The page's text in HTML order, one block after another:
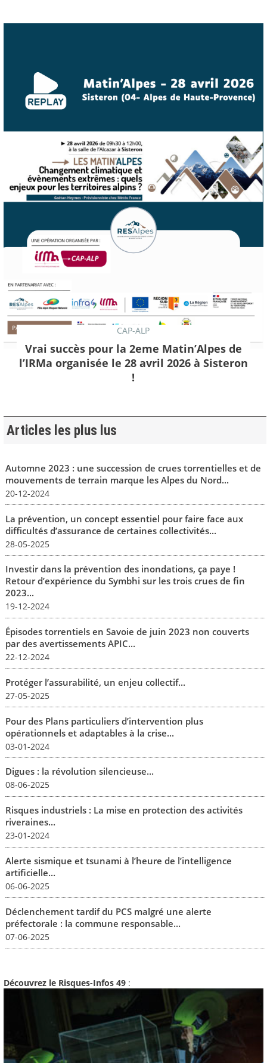
CAP-ALP
Vrai succès pour la 2eme Matin’Alpes de
l’IRMa organisée le 28 avril 2026 à Sisteron
!
Articles les plus lus
Automne 2023 : une succession de crues torrentielles et de
mouvements de terrain marque les Alpes du Nord...
20-12-2024
La prévention, un concept essentiel pour faire face aux
difficultés d’assurance de certaines collectivités...
28-05-2025
Investir dans la prévention des inondations, ça paye !
Retour d’expérience du Symbhi sur les trois crues de fin
2023...
19-12-2024
Épisodes torrentiels en Savoie de juin 2023 non couverts
par des avertissements APIC...
22-12-2024
Protéger l’assurabilité, un enjeu collectif...
27-05-2025
Pour des Plans particuliers d’intervention plus
opérationnels et adaptables à la crise...
03-01-2024
Digues : la révolution silencieuse...
08-06-2025
Risques industriels : La mise en protection des activités
riveraines...
23-01-2024
Alerte sismique et tsunami à l’heure de l’intelligence
artificielle...
06-06-2025
Déclenchement tardif du PCS malgré une alerte
préfectorale : la commune responsable...
07-06-2025
Découvrez le Risques-Infos 49 :